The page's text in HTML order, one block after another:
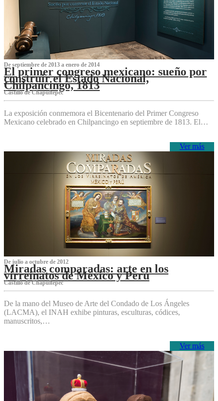
De septiembre de 2013 a enero de 2014
El primer congreso mexicano: sueño por
construir el Estado Nacional,
Chilpancingo, 1813
Castillo de Chapultepec
La exposición conmemora el Bicentenario del Primer Congreso
Mexicano celebrado en Chilpancingo en septiembre de 1813. El…
Ver más
De julio a octubre de 2012
Miradas comparadas: arte en los
virreinatos de México y Perú
Castillo de Chapultepec
De la mano del Museo de Arte del Condado de Los Ángeles
(LACMA), el INAH exhibe pinturas, esculturas, códices,
manuscritos,…
Ver más